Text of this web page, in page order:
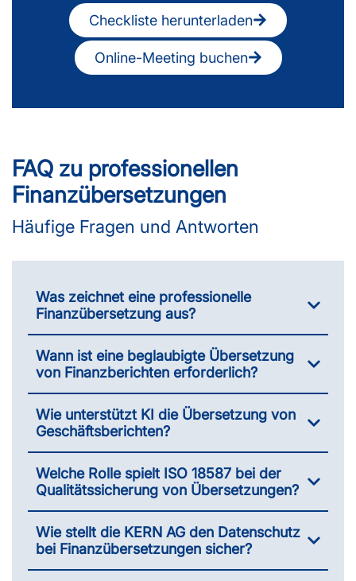
Checkliste herunterladen
Online-Meeting buchen
FAQ zu professionellen
Finanzübersetzungen
Häufige Fragen und Antworten
Was zeichnet eine professionelle
Finanzübersetzung aus?
Wann ist eine beglaubigte Übersetzung
von Finanzberichten erforderlich?
Wie unterstützt KI die Übersetzung von
Geschäftsberichten?
Welche Rolle spielt ISO 18587 bei der
Qualitätssicherung von Übersetzungen?
Wie stellt die KERN AG den Datenschutz
bei Finanzübersetzungen sicher?